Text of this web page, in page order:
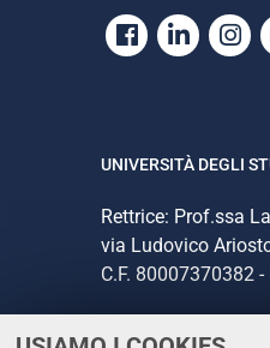
Facebook
UNIVERSITÀ DEGLI
Rettrice: Prof.ssa
via Ludovico
C.F. 80007370382
CONTATTI